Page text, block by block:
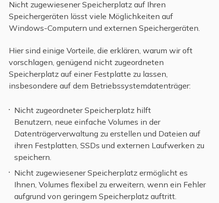
Nicht zugewiesener Speicherplatz auf Ihren
Speichergeräten lässt viele Möglichkeiten auf
Windows-Computern und externen Speichergeräten.
Hier sind einige Vorteile, die erklären, warum wir oft
vorschlagen, genügend nicht zugeordneten
Speicherplatz auf einer Festplatte zu lassen,
insbesondere auf dem Betriebssystemdatenträger:
Nicht zugeordneter Speicherplatz hilft
Benutzern, neue einfache Volumes in der
Datenträgerverwaltung zu erstellen und Dateien auf
ihren Festplatten, SSDs und externen Laufwerken zu
speichern.
Nicht zugewiesener Speicherplatz ermöglicht es
Ihnen, Volumes flexibel zu erweitern, wenn ein Fehler
aufgrund von geringem Speicherplatz auftritt.